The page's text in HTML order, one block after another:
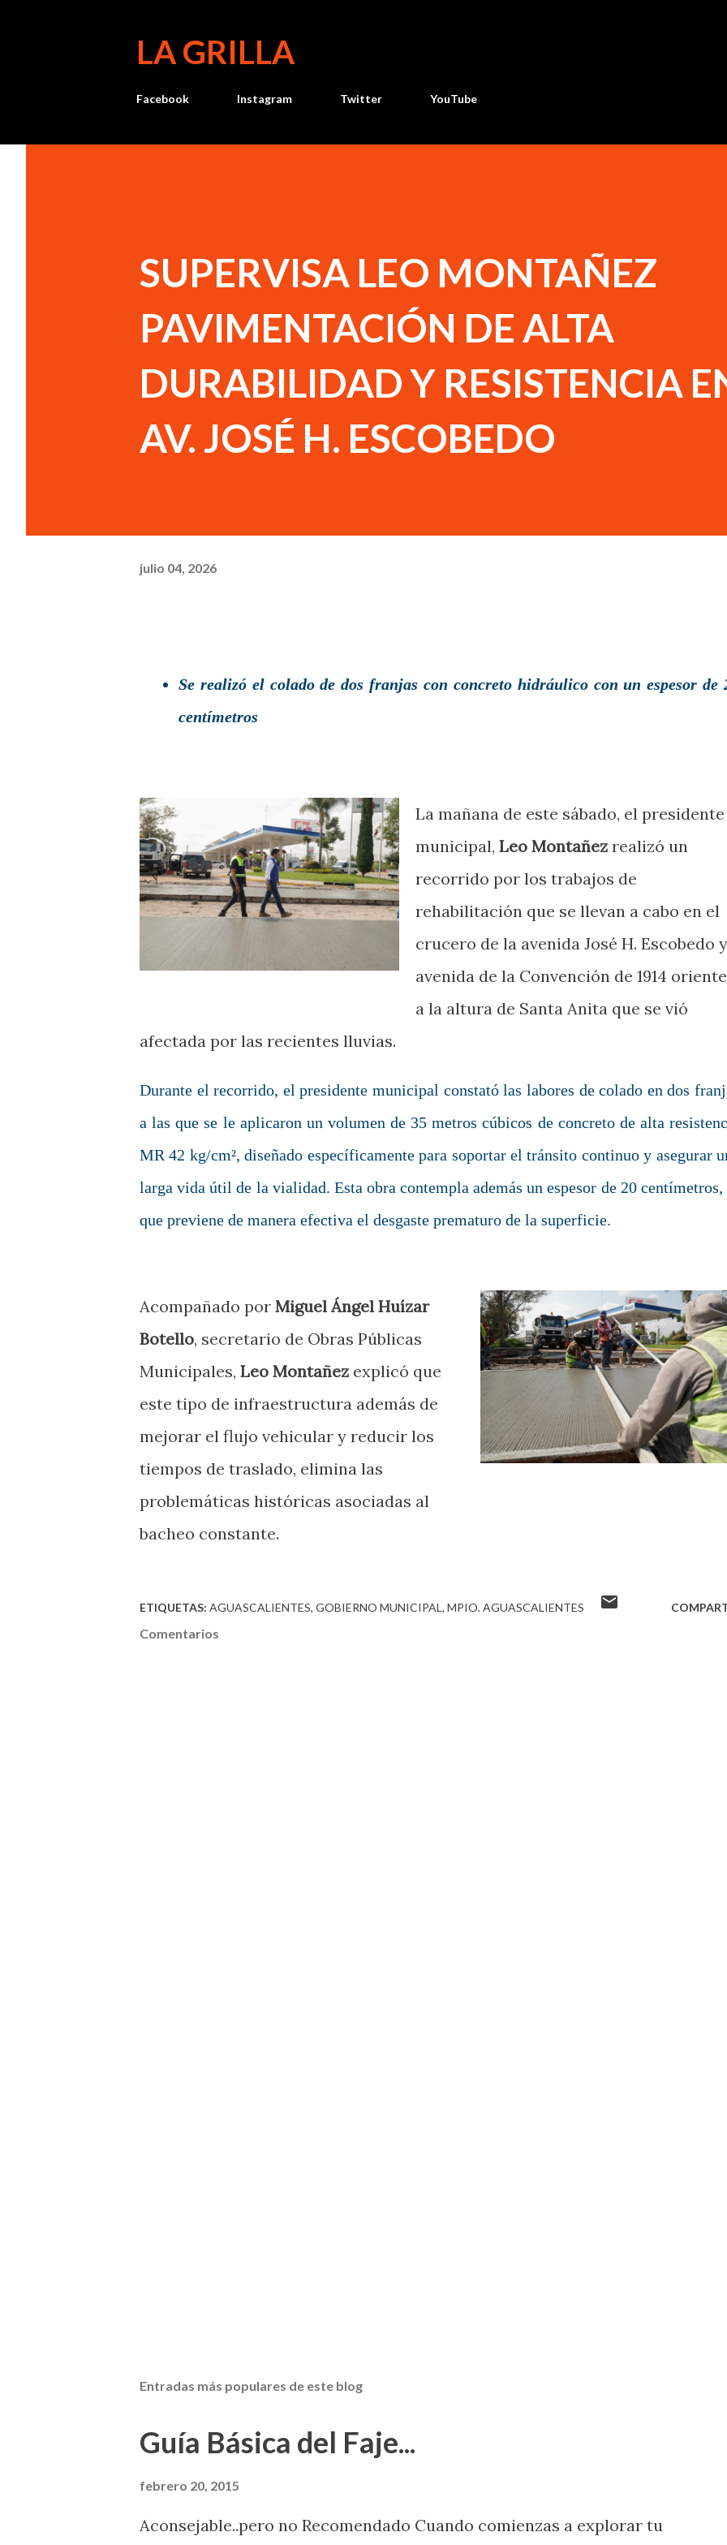
LA GRILLA
Facebook Instagram Twitter YouTube
SUPERVISA LEO MONTAÑEZ
PAVIMENTACIÓN DE ALTA
DURABILIDAD Y RESISTENCIA
AV. JOSÉ H. ESCOBEDO
julio 04, 2026
Se realizó el colado de dos franjas con concreto hidráulico con un espesor de
centímetros
La mañana de este sábado, el presidente
municipal, Leo Montañez realizó un
recorrido por los trabajos de
rehabilitación que se llevan a cabo en el
crucero de la avenida José H. Escobedo y
avenida de la Convención de 1914
a la altura de Santa Anita que se vió
afectada por las recientes lluvias.
Durante el recorrido, el presidente municipal constató las labores de colado en dos
a las que se le aplicaron un volumen de 35 metros cúbicos de concreto de alta
MR 42 kg/cm², diseñado específicamente para soportar el tránsito continuo y asegurar
larga vida útil de la vialidad. Esta obra contempla además un espesor de 20
que previene de manera efectiva el desgaste prematuro de la superficie.
Acompañado por Miguel Ángel Huízar
Botello, secretario de Obras Públicas
Municipales, Leo Montañez explicó que
este tipo de infraestructura además de
mejorar el flujo vehicular y reducir los
tiempos de traslado, elimina las
problemáticas históricas asociadas al
bacheo constante.
ETIQUETAS: AGUASCALIENTES GOBIERNO MUNICIPAL MPIO. AGUASCALIENTES
Comentarios
Entradas más populares de este blog
Guía Básica del Faje...
febrero 20, 2015
Aconsejable..pero no Recomendado Cuando comienzas a explorar tu